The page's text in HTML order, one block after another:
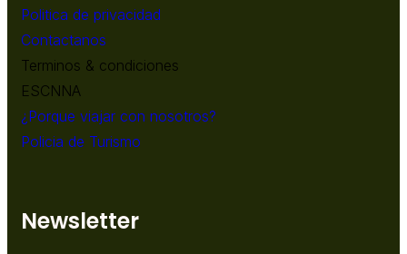
Politica de privacidad
Contactanos
Terminos & condiciones
ESCNNA
¿Porque viajar con nosotros?
Policia de Turismo
Newsletter